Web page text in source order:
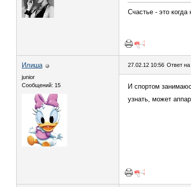
Счастье - это
Илиша
junior
Сообщений: 15
27.02.12 10:56 Ответ
И спортом
узнать, может